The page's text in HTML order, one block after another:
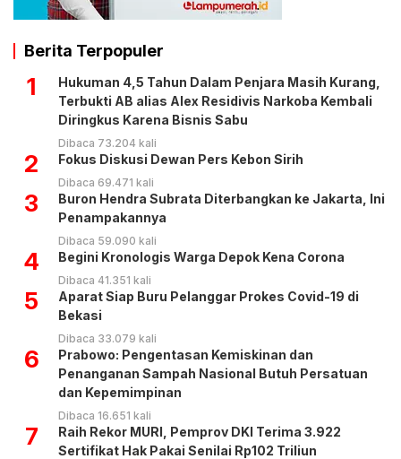
Berita Terpopuler
1
Hukuman 4,5 Tahun Dalam Penjara Masih Kurang,
Terbukti AB alias Alex Residivis Narkoba Kembali
Diringkus Karena Bisnis Sabu
Dibaca 73.204 kali
2 Fokus Diskusi Dewan Pers Kebon Sirih
Dibaca 69.471 kali
3
Buron Hendra Subrata Diterbangkan ke Jakarta, Ini
Penampakannya
Dibaca 59.090 kali
4 Begini Kronologis Warga Depok Kena Corona
Dibaca 41.351 kali
5
Aparat Siap Buru Pelanggar Prokes Covid-19 di
Bekasi
Dibaca 33.079 kali
6
Prabowo: Pengentasan Kemiskinan dan
Penanganan Sampah Nasional Butuh Persatuan
dan Kepemimpinan
Dibaca 16.651 kali
7
Raih Rekor MURI, Pemprov DKI Terima 3.922
Sertifikat Hak Pakai Senilai Rp102 Triliun